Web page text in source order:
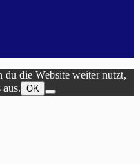
du die Website weiter nutzt,
OK